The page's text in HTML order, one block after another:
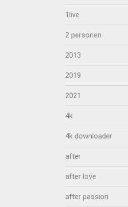
1live
2 personen
2013
2019
2021
4k
4k downloader
after
after love
after passion